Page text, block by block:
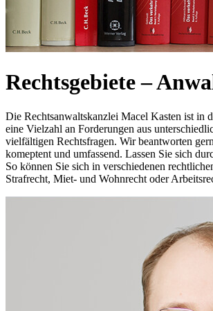
Rechtsgebiete –
Die Rechtsanwaltskanzlei Macel Kasten ist in
eine Vielzahl an Forderungen aus
vielfältigen Rechtsfragen. Wir beantworten
komeptent und umfassend. Lassen Sie sich
So können Sie sich in verschiedenen
Strafrecht, Miet- und Wohnrecht oder